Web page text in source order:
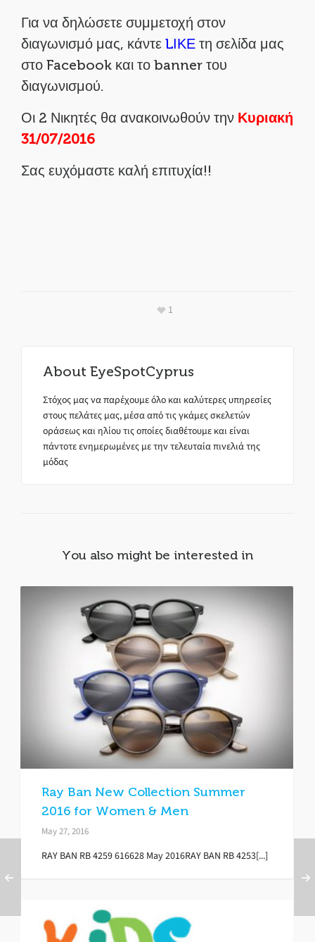
Για να δηλώσετε συμμετοχή στον
διαγωνισμό μας, κάντε LΙΚΕ τη σελίδα μας
στο Facebook και το banner του
διαγωνισμού.
Οι 2 Νικητές θα ανακοινωθούν την Κυριακή
31/07/2016
Σας ευχόμαστε καλή επιτυχία!!
1
About EyeSpotCyprus
Στόχος μας να παρέχουμε όλο και καλύτερες υπηρεσίες
στους πελάτες μας, μέσα από τις γκάμες σκελετών
οράσεως και ηλίου τις οποίες διαθέτουμε και είναι
πάντοτε ενημερωμένες με την τελευταία πινελιά της
μόδας
You also might be interested in
Ray Ban New Collection Summer
2016 for Women & Men
May 27, 2016
RAY BAN RB 4259 616628 May 2016RAY BAN RB 4253[...]